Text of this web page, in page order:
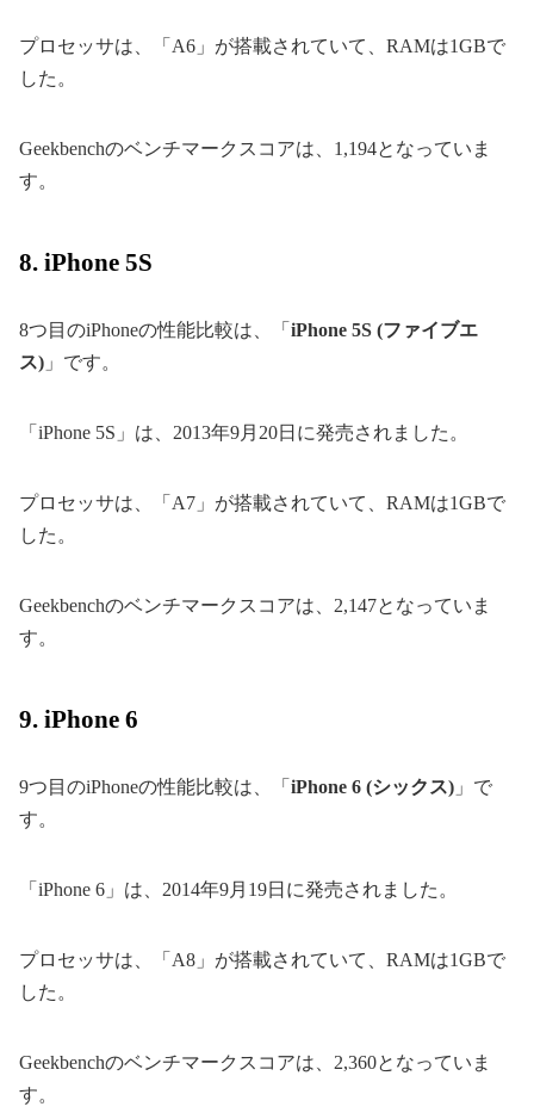
プロセッサは、「A6」が搭載されていて、RAMは1GBで
した。
Geekbenchのベンチマークスコアは、1,194となっていま
す。
8. iPhone 5S
8つ目のiPhoneの性能比較は、「 iPhone 5S (ファイブエ
ス) 」です。
「iPhone 5S」は、2013年9月20日に発売されました。
プロセッサは、「A7」が搭載されていて、RAMは1GBで
した。
Geekbenchのベンチマークスコアは、2,147となっていま
す。
9. iPhone 6
9つ目のiPhoneの性能比較は、「 iPhone 6 (シックス) 」で
す。
「iPhone 6」は、2014年9月19日に発売されました。
プロセッサは、「A8」が搭載されていて、RAMは1GBで
した。
Geekbenchのベンチマークスコアは、2,360となっていま
す。